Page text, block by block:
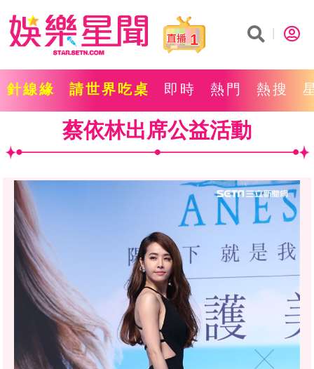
1
針線緣 請世界吃桌 即時 熱門 熱搜
蔡依林出席公益活動